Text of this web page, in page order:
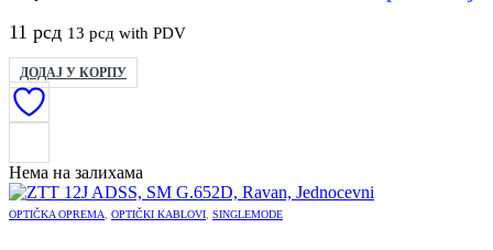
11 рсд 13 рсд with PDV
ДОДАЈ У КОРПУ
Нема на залихама
OPTIČKA OPREMA OPTIČKI KABLOVI SINGLEMODE